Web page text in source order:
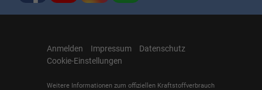
Anmelden Impressum
Datenschutz
Cookie-Einstellungen
Weitere Informationen zum offiziellen Kraftstoffverbrauch